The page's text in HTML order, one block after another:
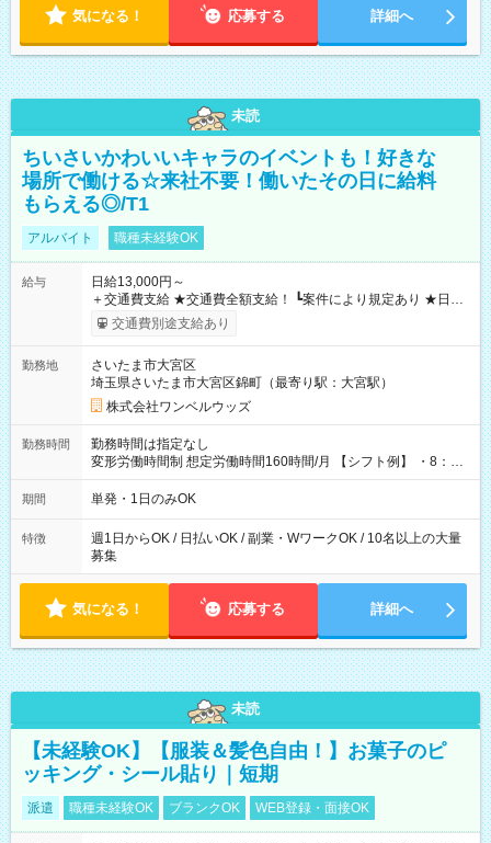
気になる！ 応募する 詳細へ
未読
ちいさいかわいいキャラのイベントも！好きな
場所で働ける☆来社不要！働いたその日に給料
もらえる◎/T1
アルバイト 職種未経験OK
給与
日給13,000円～
＋交通費支給 ★交通費全額支給！ ┗案件により規定あり ★日払
いOK！（規定あり） ┗働いたその日に現金GET♪ お仕事後はコ
ンビニATMから 日払い分を引き落とせます！ 【試用期間】試
交通費別途支給あり
勤務地
さいたま市大宮区
埼玉県さいたま市大宮区錦町（最寄り駅：大宮駅）
株式会社ワンベルウッズ
勤務時間
勤務時間は指定なし
変形労働時間制 想定労働時間160時間/月 【シフト例】 ・8：00
～21：00
期間 単発・1日のみOK
特徴
週1日からOK / 日払いOK / 副業・WワークOK / 10名以上の大量
募集
気になる！ 応募する 詳細へ
未読
【未経験OK】【服装＆髪色自由！】お菓子のピ
ッキング・シール貼り｜短期
派遣 職種未経験OK ブランクOK WEB登録・面接OK